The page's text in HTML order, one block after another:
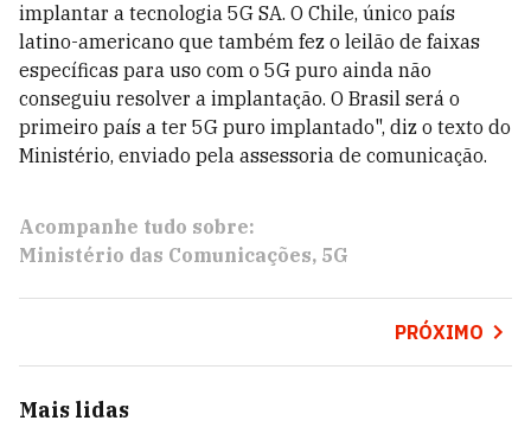
implantar a tecnologia 5G SA. O Chile, único país
latino-americano que também fez o leilão de faixas
específicas para uso com o 5G puro ainda não
conseguiu resolver a implantação. O Brasil será o
primeiro país a ter 5G puro implantado", diz o texto do
Ministério, enviado pela assessoria de comunicação.
Acompanhe tudo sobre:
Ministério das Comunicações 5G
PRÓXIMO
Mais lidas